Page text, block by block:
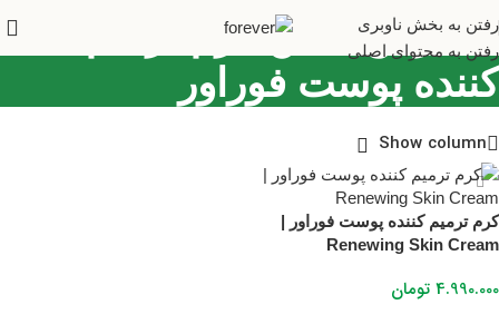
رفتن به بخش ناوبری
رفتن به محتوای اصلی
سفارش آنلاین کرم ترمیم
کننده پوست فوراور
Show column
کرم ترمیم کننده پوست فوراور |
Renewing Skin Cream
4.990.000 تومان